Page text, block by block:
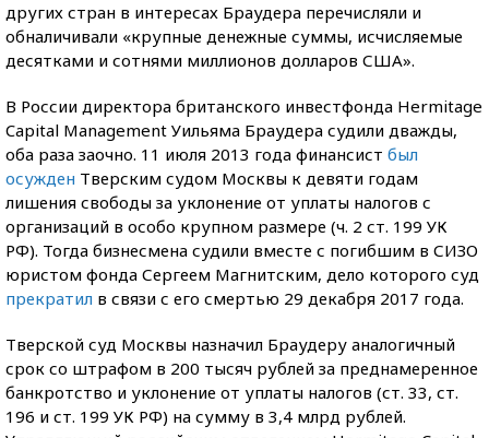
других стран в интересах Браудера перечисляли и
обналичивали «крупные денежные суммы, исчисляемые
десятками и сотнями миллионов долларов США».
В России директора британского инвестфонда Hermitage
Capital Management Уильяма Браудера судили дважды,
оба раза заочно. 11 июля 2013 года финансист был
осужден Тверским судом Москвы к девяти годам
лишения свободы за уклонение от уплаты налогов с
организаций в особо крупном размере (ч. 2 ст. 199 УК
РФ). Тогда бизнесмена судили вместе с погибшим в СИЗО
юристом фонда Сергеем Магнитским, дело которого суд
прекратил в связи с его смертью 29 декабря 2017 года.
Тверской суд Москвы назначил Браудеру аналогичный
срок со штрафом в 200 тысяч рублей за преднамеренное
банкротство и уклонение от уплаты налогов (ст. 33, ст.
196 и ст. 199 УК РФ) на сумму в 3,4 млрд рублей.